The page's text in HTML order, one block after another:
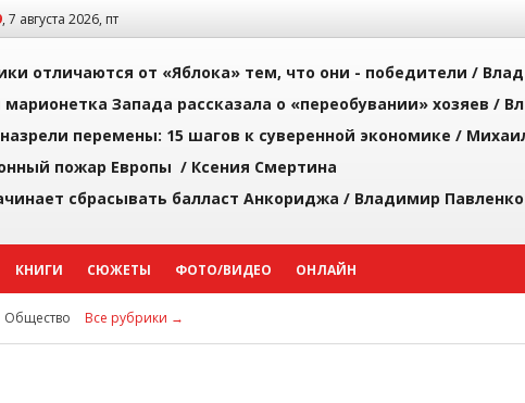
, 7 августа 2026, пт
отличаются от «Яблока» тем, что они - победители /
марионетка Запада рассказала о «переобувании» хозяев /
перемены: 15 шагов к суверенной экономике /
пожар Европы / Ксения Смертина
сбрасывать балласт Анкориджа / Владимир Павленко
КНИГИ СЮЖЕТЫ ФОТО/ВИДЕО ОНЛАЙН
Общество Все рубрики →